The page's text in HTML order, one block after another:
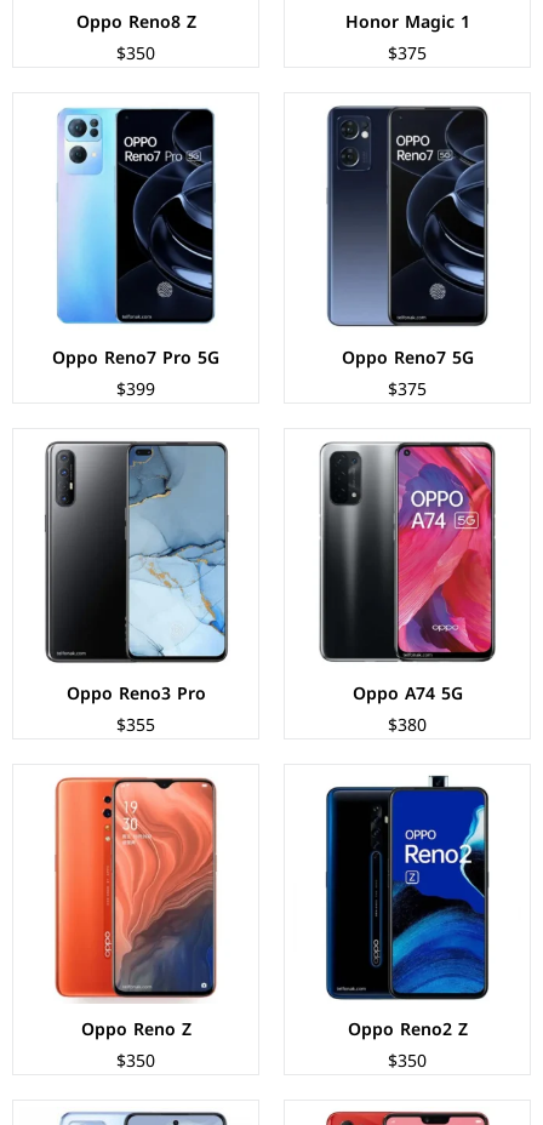
Honor Magic 1
$375
Oppo Reno8 Z
$350
Oppo Reno7 5G
$375
Oppo Reno7 Pro 5G
$399
Oppo A74 5G
$380
الشاشة:IPS LCD بحجم 6.5 بوصة بدقة FHD+
المعالج:Qualcomm SM4350 Snapdragon 480 5G
الكاميرات:خلفية 48+8+2+2 م.ب/ امامية 16 م.ب.
الذاكرة+الرام:128 + 6/8 جيجابايت
نظام التشغيل:Android 11
البطارية:5000 ملي أمبير - 18 واط
عرض المواصفات ←
Oppo Reno3 Pro
$355
الشاشة:سوبر اموليد بحجم 6.4 بوصة بدقة FHD+
المعالج:Mediatek MT6779V Helio P95
الكاميرات:خلفية 64+13+8+2 م.ب/ امامية 44+2 م.ب.
الذاكرة+الرام:128/256 + 8/12 جيجابايت
نظام التشغيل:Android 10
البطارية:4025 ملي أمبير - 30 واط
عرض المواصفات ←
Oppo Reno2 Z
$350
الشاشة:AMOLED بحجم 6.53 بوصة بدقة FHD+
المعالج:Mediatek MT6779 Helio P90
الكاميرات:خلفية 48+8+2+2 م.ب/ امامية 16 م.ب.
الذاكرة+الرام:
نظام التشغيل:Android 9.0 (Pie)
البطارية:
عرض المواصفات ←
Oppo Reno Z
$350
الكاميرات:
خلفية 48+5 م.ب/ امامية 32 م.ب.
الذاكرة+الرام:128/256 + 4/6/8 جيجابايت
نظام التشغيل:Android 9.0 (Pie)
البطارية:4035 ملي أمبير - 20 واط.
عرض المواصفات ←
الشاشة:
المعالج:Mediatek MT6771 Helio P60
الكاميرات:خلفية 16 م.ب / امامية 8 م.ب
الذاكرة+الرام: 128 + 4 جيجابايت
نظام التشغيل:Android 8.1 (Oreo)
البطارية:3400 ملي امبير
عرض المواصفات ←
الشاشة:AMOLED بحجم 6.7 بوصة بدقة FHD+
المعالج:Mediatek MT6781 Helio G96
الكاميرات: خلفية 64+8+12 م.ب/ امامية 32 م.ب.
الذاكرة+الرام:256 + 8 جيجابايت
نظام التشغيل:Android 11
4750 ملي امبير - 33 واط
عرض المواصفات ←